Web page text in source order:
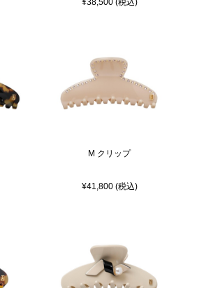
M クリップ
¥41,800 (税込)